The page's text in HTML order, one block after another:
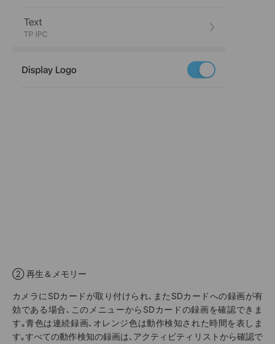
② 再生＆メモリー
カメラにSDカードが取り付けられ､またSDカードへの録画が有
効である場合､このメニューからSDカードの録画を確認できま
す｡青色は連続録画､オレンジ色は動作検知された時間を表しま
す｡すべての動作検知の録画は､アクティビティリストから確認で